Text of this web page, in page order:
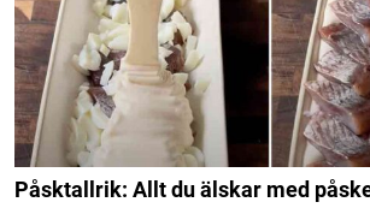
Påsktallrik: Allt du älskar med